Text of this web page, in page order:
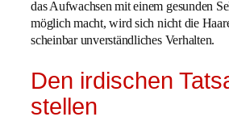
das Aufwachsen mit einem gesunden
möglich macht, wird sich nicht die
scheinbar unverständliches Verhalten.
Den irdischen
stellen